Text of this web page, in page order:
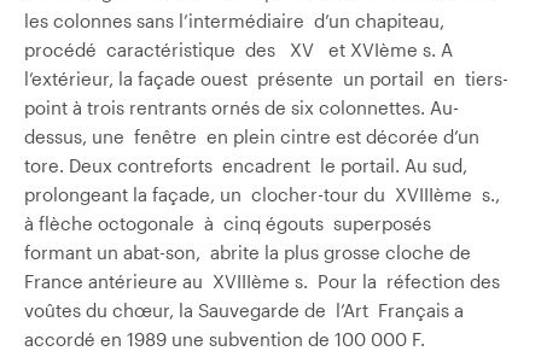
les colonnes sans l’intermédiaire d’un chapiteau,
procédé caractéristique des XV et XVIème s. A
l’extérieur, la façade ouest présente un portail en tiers-
point à trois rentrants ornés de six colonnettes. Au-
dessus, une fenêtre en plein cintre est décorée d’un
tore. Deux contreforts encadrent le portail. Au sud,
prolongeant la façade, un clocher-tour du XVIIIème s.,
à flèche octogonale à cinq égouts superposés
formant un abat-son, abrite la plus grosse cloche de
France antérieure au XVIIIème s. Pour la réfection des
voûtes du chœur, la Sauvegarde de l’Art Français a
accordé en 1989 une subvention de 100 000 F.